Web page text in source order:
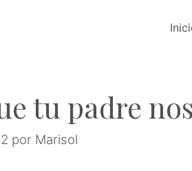
tu padre
por Marisol